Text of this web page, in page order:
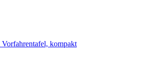
Vorfahrentafel, kompakt